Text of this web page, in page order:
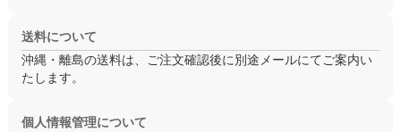
送料について
沖縄・離島の送料は、ご注文確認後に別途メールにてご案内い
たします。
個人情報管理について